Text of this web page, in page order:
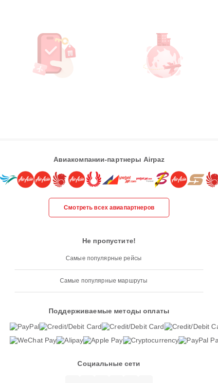
Авиакомпании-партнеры Airpaz
Смотреть всех авиапартнеров
Не пропустите!
Самые популярные рейсы
Самые популярные маршруты
Поддерживаемые методы оплаты
Социальные сети